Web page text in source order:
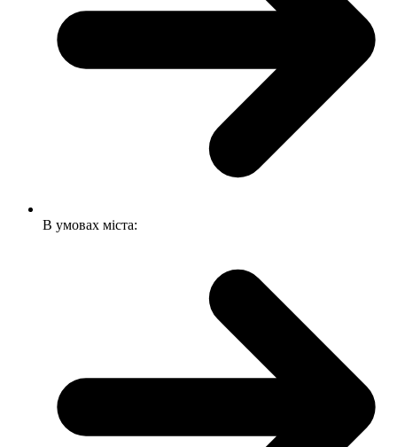
В умовах міста: